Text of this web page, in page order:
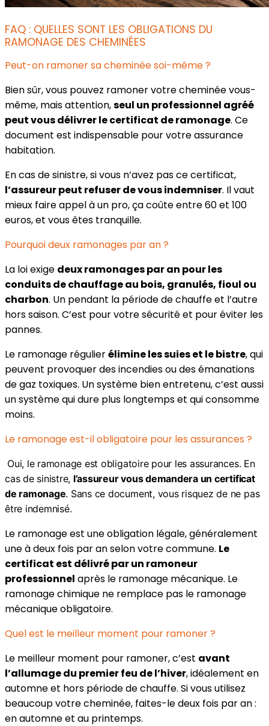
FAQ : QUELLES SONT LES OBLIGATIONS DU
RAMONAGE DES CHEMINÉES
Peut-on ramoner sa cheminée soi-même ?
Bien sûr, vous pouvez ramoner votre cheminée vous-
même, mais attention,seul un professionnel agréé
peut vous délivrer le certificat de ramonage. Ce
document est indispensable pour votre assurance
habitation.
En cas de sinistre, si vous n’avez pas ce certificat,
l’assureur peut refuser de vous indemniser. Il vaut
mieux faire appel à un pro, ça coûte entre 60 et 100
euros, et vous êtes tranquille.
Pourquoi deux ramonages par an ?
La loi exige deux ramonages par an pour les
conduits de chauffage au bois, granulés, fioul ou
charbon. Un pendant la période de chauffe et l’autre
hors saison. C’est pour votre sécurité et pour éviter les
pannes.
Le ramonage régulierélimine les suies et le bistre, qui
peuvent provoquer des incendies ou des émanations
de gaz toxiques. Un système bien entretenu, c’est aussi
un système qui dure plus longtemps et qui consomme
moins.
Le ramonage est-il obligatoire pour les assurances ?
Oui, le ramonage est obligatoire pour les assurances. En
cas de sinistre, l’assureur vous demandera un certificat
de ramonage. Sans ce document, vous risquez de ne pas
être indemnisé.
Le ramonage est une obligation légale, généralement
une à deux fois par an selon votre commune. Le
certificat est délivré par un ramoneur
professionnel après le ramonage mécanique. Le
ramonage chimique ne remplace pas le ramonage
mécanique obligatoire.
Quel est le meilleur moment pour ramoner ?
Le meilleur moment pour ramoner, c’est avant
l’allumage du premier feu de l’hiver, idéalement en
automne et hors période de chauffe. Si vous utilisez
beaucoup votre cheminée, faites-le deux fois par an :
en automne et au printemps.